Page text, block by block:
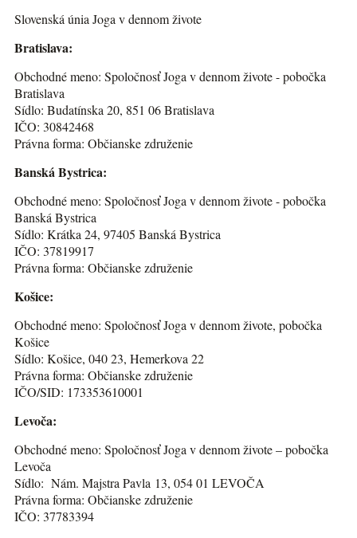
Slovenská únia Joga v dennom živote
Bratislava:
Obchodné meno: Spoločnosť Joga v dennom živote - pobočka
Bratislava
Sídlo: Budatínska 20, 851 06 Bratislava
IČO: 30842468
Právna forma: Občianske združenie
Banská Bystrica:
Obchodné meno: Spoločnosť Joga v dennom živote - pobočka
Banská Bystrica
Sídlo: Krátka 24, 97405 Banská Bystrica
IČO: 37819917
Právna forma: Občianske združenie
Košice:
Obchodné meno: Spoločnosť Joga v dennom živote, pobočka
Košice
Sídlo: Košice, 040 23, Hemerkova 22
Právna forma: Občianske združenie
IČO/SID: 173353610001
Levoča:
Obchodné meno: Spoločnosť Joga v dennom živote – pobočka
Levoča
Sídlo: Nám. Majstra Pavla 13, 054 01 LEVOČA
Právna forma: Občianske združenie
IČO: 37783394